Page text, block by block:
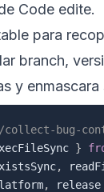
Code edite.
para
branch,
y
bug-
}
,
, release